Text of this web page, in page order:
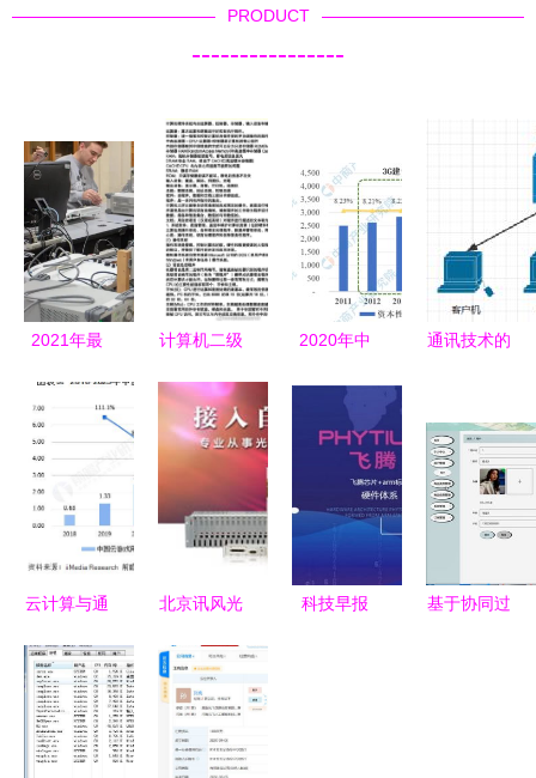
PRODUCT
----------------
2021年最
大学专业排
名 通信技
术登顶最吸
金领域
计算机二级
技术的技术
开发详解
2020年中
服务市场现
状及发展趋
势预测分析
技术开发驱
动的新征程
通讯技术的
从技术支持
到内容重塑
云计算与通
云游戏发
展，厂商布
局不断完善
北京讯风光
计算机软硬
件标杆品牌
科技早报
基于协同过